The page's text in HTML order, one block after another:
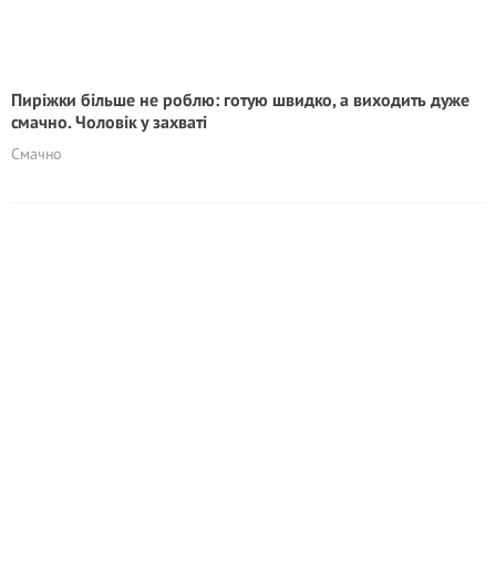
Пиріжки більше не роблю: готую швидко, а виходить дуже
смачно. Чоловік у захваті
Смачно